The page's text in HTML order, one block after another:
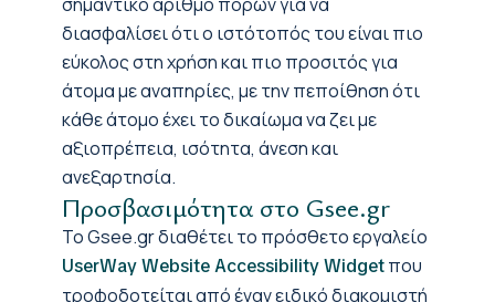
διασφαλίσει ότι ο ιστότοπός του είναι πιο
εύκολος στη χρήση και πιο προσιτός για
άτομα με αναπηρίες, με την πεποίθηση ότι
κάθε άτομο έχει το δικαίωμα να ζει με
αξιοπρέπεια, ισότητα, άνεση και
ανεξαρτησία.
Προσβασιμότητα στο Gsee.gr
Το Gsee.gr διαθέτει το πρόσθετο εργαλείο
UserWay Website Accessibility Widgetπου
τροφοδοτείται από έναν ειδικό διακομιστή